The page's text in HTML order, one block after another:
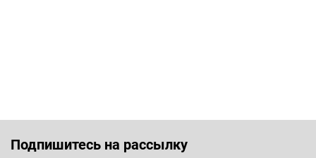
Подпишитесь на рассылку